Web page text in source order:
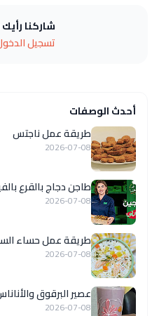
شاركنا
تسجيل
أحدث الوصفات
طريقة عمل ناجتس
2026-07-08
طاجن دجاج بالقرع
2026-07-08
طريقة عمل حساء
2026-07-08
عصير البرقوق
2026-07-08